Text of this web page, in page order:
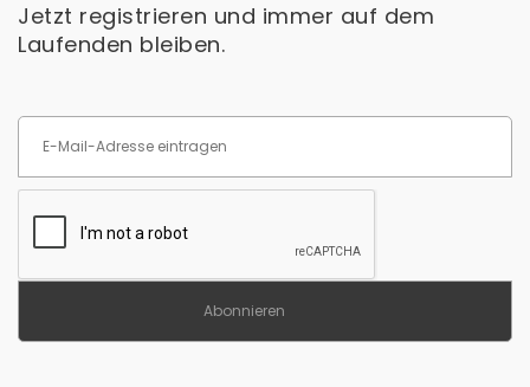
Jetzt registrieren und immer auf dem
Laufenden bleiben.